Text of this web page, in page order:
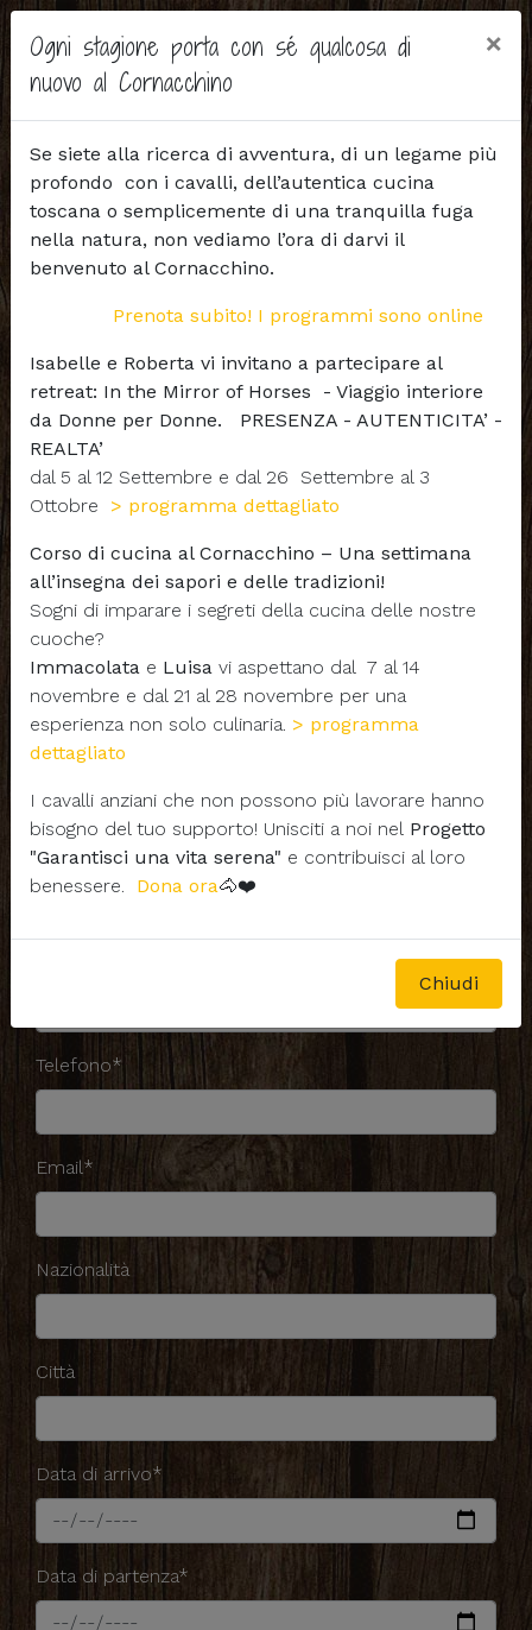
Ogni stagione porta con sé qualcosa di
nuovo al Cornacchino
×
Se siete alla ricerca di avventura, di un legame più
profondo con i cavalli, dell’autentica cucina
toscana o semplicemente di una tranquilla fuga
nella natura, non vediamo l’ora di darvi il
benvenuto al Cornacchino.
Prenota subito! I programmi sono online
Isabelle e Roberta vi invitano a partecipare al
retreat: In the Mirror of Horses - Viaggio interiore
da Donne per Donne. PRESENZA - AUTENTICITA’ -
REALTA’
dal 5 al 12 Settembre e dal 26 Settembre al 3
Ottobre > programma dettagliato
Corso di cucina al Cornacchino – Una settimana
all’insegna dei sapori e delle tradizioni!
Sogni di imparare i segreti della cucina delle nostre
cuoche?
Immacolata e Luisa vi aspettano dal 7 al 14
novembre e dal 21 al 28 novembre per una
esperienza non solo culinaria. > programma
dettagliato
I cavalli anziani che non possono più lavorare hanno
bisogno del tuo supporto! Unisciti a noi nel Progetto
"Garantisci una vita serena" e contribuisci al loro
benessere.
Dona ora🐴❤️
Chiudi
- RICHIESTA INFORMAZIONI -
Nome*
Telefono*
Email*
Nazionalità
Città
Data di arrivo*
Data di partenza*